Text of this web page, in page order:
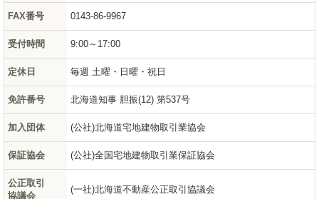
FAX番号 0143-86-9967
受付時間 9:00～17:00
定休日 毎週 土曜・日曜・祝日
免許番号 北海道知事 胆振(12) 第537号
加入団体 (公社)北海道宅地建物取引業協会
保証協会 (公社)全国宅地建物取引業保証協会
公正取引
協議会
(一社)北海道不動産公正取引協議会